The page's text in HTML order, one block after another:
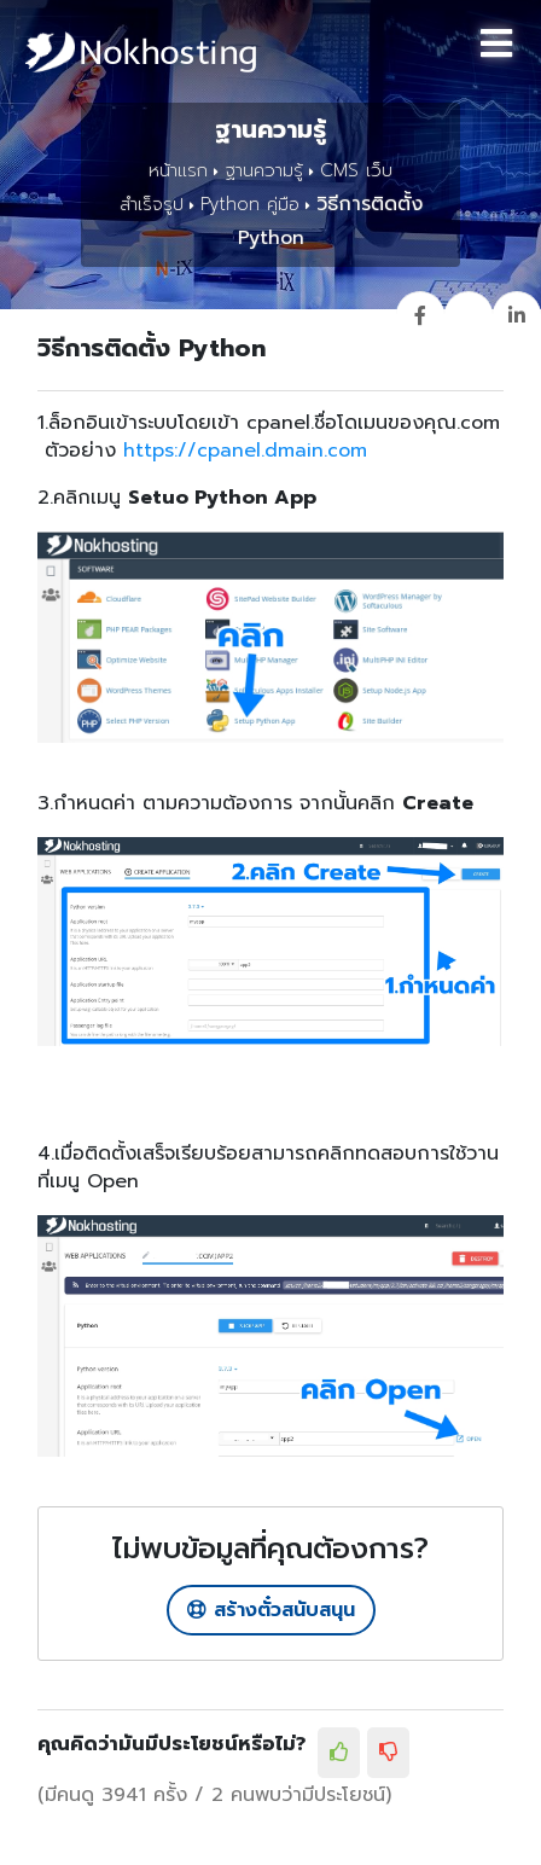
ฐานความรู้
หน้าแรก ฐานความรู้
CMS เว็บ
สำเร็จรูป
Python คู่มือ
วิธีการติดตั้ง
Python
วิธีการติดตั้ง Python
1.ล็อกอินเข้าระบบโดยเข้า cpanel.ชื่อโดเมนของคุณ.com
ตัวอย่าง https://cpanel.dmain.com
2.คลิกเมนู Setuo Python App
3.กำหนดค่า ตามความต้องการ จากนั้นคลิก Create
4.เมื่อติดตั้งเสร็จเรียบร้อยสามารถคลิกทดสอบการใช้วาน
ที่เมนู Open
ไม่พบข้อมูลที่คุณต้องการ?
สร้างตั๋วสนับสนุน
คุณคิดว่ามันมีประโยชน์หรือไม่?
(มีคนดู 3941 ครั้ง / 2 คนพบว่ามีประโยชน์)